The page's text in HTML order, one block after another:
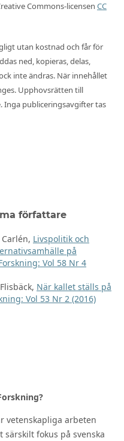
Commons-licensen CC
utan kostnad och får för
ned, kopieras, delas,
inte ändras. När innehållet
Upphovsrätten till
Inga publiceringsavgifter tas
författare
Livspolitik och
på
Vol 58 Nr 4
När kallet ställs på
Vol 53 Nr 2 (2016)
vetenskapliga arbeten
fokus på svenska